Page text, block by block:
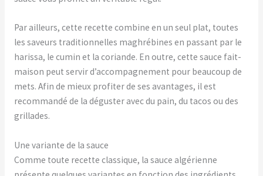
Par ailleurs, cette recette combine en un seul plat, toutes
les saveurs traditionnelles maghrébines en passant par le
harissa, le cumin et la coriande. En outre, cette sauce fait-
maison peut servir d’accompagnement pour beaucoup de
mets. Afin de mieux profiter de ses avantages, il est
recommandé de la déguster avec du pain, du tacos ou des
grillades.
Une variante de la sauce
Comme toute recette classique, la sauce algérienne